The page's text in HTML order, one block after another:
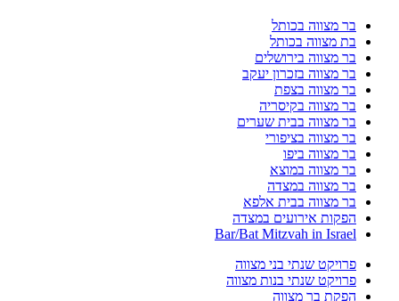
בר מצווה בכותל
בת מצווה בכותל
בר מצווה בירושלים
בר מצווה בזכרון יעקב
בר מצווה בצפת
בר מצווה בקיסריה
בר מצווה בבית שערים
בר מצווה בציפורי
בר מצווה ביפו
בר מצווה במוצא
בר מצווה במצדה
בר מצווה בבית אלפא
הפקות אירועים במצדה
Bar/Bat Mitzvah in Israel
פרויקט שנתי בני מצווה
פרויקט שנתי בנות מצווה
הפקת בר מצווה